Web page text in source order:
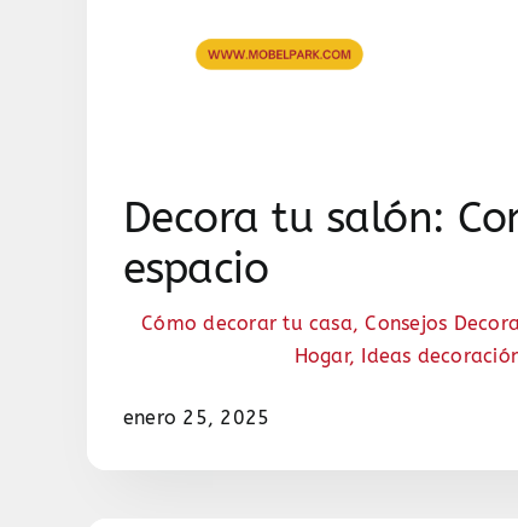
Decora tu salón:
espacio
Cómo decorar tu casa,Consejos
Hogar, Ideas
enero 25, 2025